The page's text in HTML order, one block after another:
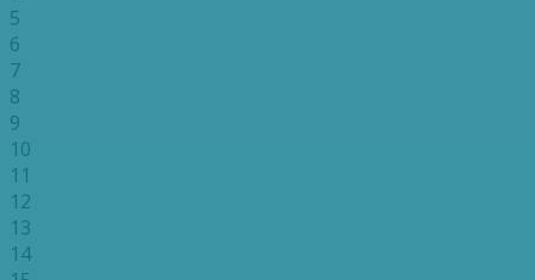
5
6
7
8
9
10
11
12
13
14